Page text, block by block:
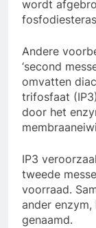
wordt
Andere
‘second
omvatten
trifosfaat
door het
IP3
tweede
voorraad.
ander enzym,
genaamd.